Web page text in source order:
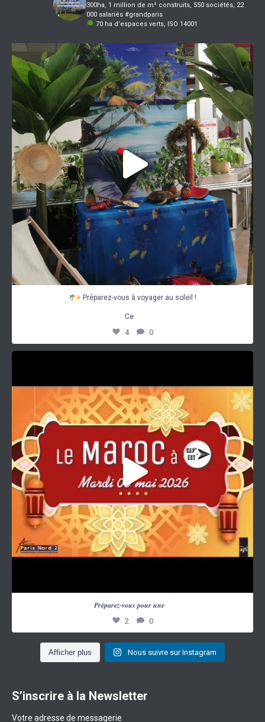
300ha, 1 million de m² construits, 550 sociétés, 22
000 salariés #grandparis
70 ha d’espaces verts, ISO 14001
Préparez-vous à voyager au soleil !
Ce...
4 0
Préparez-vous à voyager au soleil !
Ce
4 0
𝑷𝒓𝒆́𝒑𝒂𝒓𝒆𝒛-𝒗𝒐𝒖𝒔 𝒑𝒐𝒖𝒓 𝒖𝒏𝒆
2 0
Afficher plus Nous suivre sur Instagram
S’inscrire à la Newsletter
Votre adresse de messagerie